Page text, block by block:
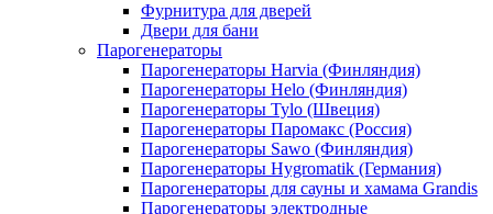
Фурнитура для дверей
Двери для бани
Парогенераторы
Парогенераторы Harvia (Финляндия)
Парогенераторы Helo (Финляндия)
Парогенераторы Tylo (Швеция)
Парогенераторы Паромакс (Россия)
Парогенераторы Sawo (Финляндия)
Парогенераторы Hygromatik (Германия)
Парогенераторы для сауны и хамама Grandis
Парогенераторы электродные